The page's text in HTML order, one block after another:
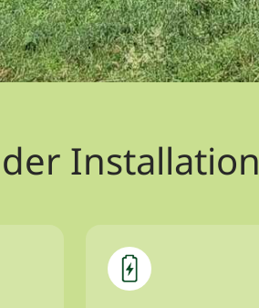
Installation